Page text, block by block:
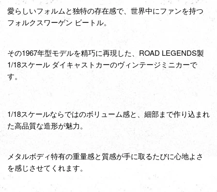
愛らしいフォルムと独特の存在感で、世界中にファンを持つ
フォルクスワーゲン ビートル。
その1967年型モデルを精巧に再現した、ROAD LEGENDS製
1/18スケール ダイキャストカーのヴィンテージミニカーで
す。
1/18スケールならではのボリューム感と、細部まで作り込まれ
た高品質な造形が魅力。
メタルボディ特有の重量感と質感が手に取るたびに心地よさ
を感じさせてくれます。